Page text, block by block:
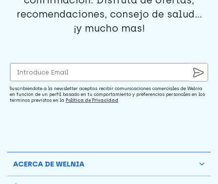
recomendaciones, consejo de salud...
¡y mucho mas!
Suscribiéndote a la newsletter aceptas recibir comunicaciones comerciales de Welnia
en función de un perfil basado en tu comportamiento y preferencias personales en los
términos previstos en la Política de Privacidad
ACERCA DE WELNIA